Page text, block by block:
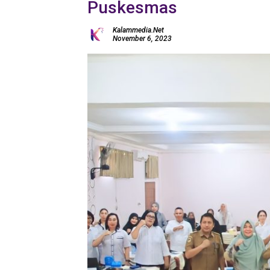
Puskesmas
Kalammedia.net
November 6, 2023